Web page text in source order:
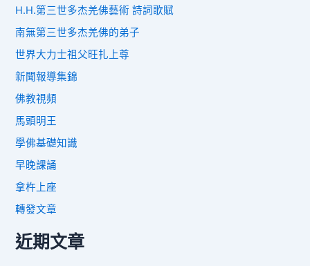
H.H.第三世多杰羌佛藝術 詩詞歌賦
南無第三世多杰羌佛的弟子
世界大力士祖父旺扎上尊
新聞報導集錦
佛教視頻
馬頭明王
學佛基礎知識
早晚課誦
拿杵上座
轉發文章
近期文章